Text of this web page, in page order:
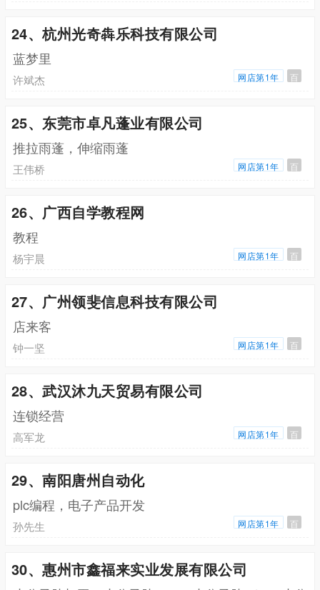
24、杭州光奇犇乐科技有限公司
蓝梦里
许斌杰 网店第1年 百
25、东莞市卓凡蓬业有限公司
推拉雨蓬，伸缩雨蓬
王伟桥 网店第1年 百
26、广西自学教程网
教程
杨宇晨 网店第1年 百
27、广州领斐信息科技有限公司
店来客
钟一坚 网店第1年 百
28、武汉沐九天贸易有限公司
连锁经营
高军龙 网店第1年 百
29、南阳唐州自动化
plc编程，电子产品开发
孙先生 网店第1年 百
30、惠州市鑫福来实业发展有限公司